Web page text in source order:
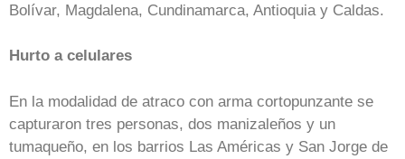
Bolívar, Magdalena, Cundinamarca, Antioquia y Caldas.
Hurto a celulares
En la modalidad de atraco con arma cortopunzante se
capturaron tres personas, dos manizaleños y un
tumaqueño, en los barrios Las Américas y San Jorge de